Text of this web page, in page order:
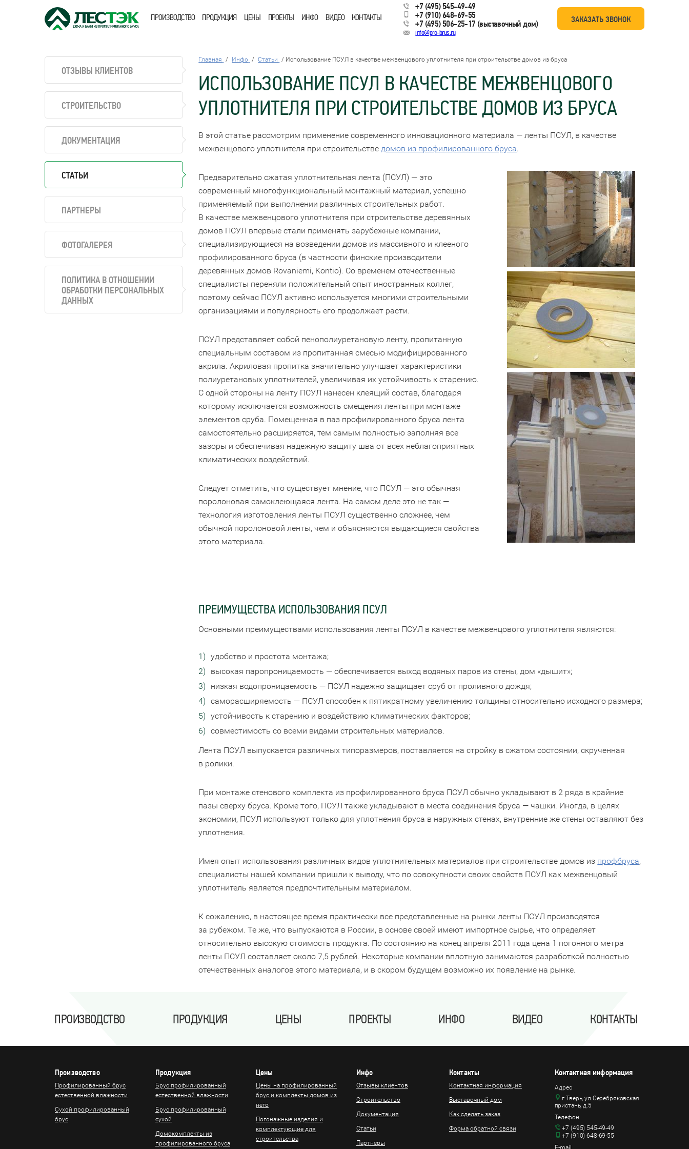
ПРОИЗВОДСТВО ПРОДУКЦИЯ ЦЕНЫ ПРОЕКТЫ ИНФО ВИДЕО КОНТАКТЫ
+7 (495) 545-49-49
+7 (910) 648-69-55
+7 (495) 506-25-17 (выставочный дом)
info@pro-brus.ru
ЗАКАЗАТЬ ЗВОНОК
ОТЗЫВЫ КЛИЕНТОВ
СТРОИТЕЛЬСТВО
ДОКУМЕНТАЦИЯ
СТАТЬИ
ПАРТНЕРЫ
ФОТОГАЛЕРЕЯ
ПОЛИТИКА В ОТНОШЕНИИ
ОБРАБОТКИ ПЕРСОНАЛЬНЫХ
ДАННЫХ
Главная Инфо Статьи Использование ПСУЛ в качестве межвенцового уплотнителя при строительстве домов из бруса
ИСПОЛЬЗОВАНИЕ ПСУЛ В КАЧЕСТВЕ МЕЖВЕНЦОВОГО
УПЛОТНИТЕЛЯ ПРИ СТРОИТЕЛЬСТВЕ ДОМОВ ИЗ БРУСА
В этой статье рассмотрим применение современного инновационного материала — ленты ПСУЛ, в качестве
межвенцового уплотнителя при строительстведомов из профилированного бруса.
Предварительно сжатая уплотнительная лента (ПСУЛ) — это
современный многофункциональный монтажный материал, успешно
применяемый при выполнении различных строительных работ.
В качестве межвенцового уплотнителя при строительстве деревянных
домов ПСУЛ впервые стали применять зарубежные компании,
специализирующиеся на возведении домов из массивного и клееного
профилированного бруса (в частности финские производители
деревянных домов Rovaniemi, Kontio). Со временем отечественные
специалисты переняли положительный опыт иностранных коллег,
поэтому сейчас ПСУЛ активно используется многими строительными
организациями и популярность его продолжает расти.
ПСУЛ представляет собой пенополиуретановую ленту, пропитанную
специальным составом из пропитанная смесью модифицированного
акрила. Акриловая пропитка значительно улучшает характеристики
полиуретановых уплотнителей, увеличивая их устойчивость к старению.
С одной стороны на ленту ПСУЛ нанесен клеящий состав, благодаря
которому исключается возможность смещения ленты при монтаже
элементов сруба. Помещенная в паз профилированного бруса лента
самостоятельно расширяется, тем самым полностью заполняя все
зазоры и обеспечивая надежную защиту шва от всех неблагоприятных
климатических воздействий.
Следует отметить, что существует мнение, что ПСУЛ — это обычная
поролоновая самоклеющаяся лента. На самом деле это не так —
технология изготовления ленты ПСУЛ существенно сложнее, чем
обычной поролоновой ленты, чем и объясняются выдающиеся свойства
этого материала.
ПРЕИМУЩЕСТВА ИСПОЛЬЗОВАНИЯ ПСУЛ
Основными преимуществами использования ленты ПСУЛ в качестве межвенцового уплотнителя являются:
удобство и простота монтажа;
высокая паропроницаемость — обеспечивается выход водяных паров из стены, дом «дышит»;
низкая водопроницаемость — ПСУЛ надежно защищает сруб от проливного дождя;
саморасширяемость — ПСУЛ способен к пятикратному увеличению толщины относительно исходного размера;
устойчивость к старению и воздействию климатических факторов;
совместимость со всеми видами строительных материалов.
Лента ПСУЛ выпускается различных типоразмеров, поставляется на стройку в сжатом состоянии, скрученная
в ролики.
При монтаже стенового комплекта из профилированного бруса ПСУЛ обычно укладывают в 2 ряда в крайние
пазы сверху бруса. Кроме того, ПСУЛ также укладывают в места соединения бруса — чашки. Иногда, в целях
экономии, ПСУЛ используют только для уплотнения бруса в наружных стенах, внутренние же стены оставляют без
уплотнения.
Имея опыт использования различных видов уплотнительных материалов при строительстве домов из профбруса,
специалисты нашей компании пришли к выводу, что по совокупности своих свойств ПСУЛ как межвенцовый
уплотнитель является предпочтительным материалом.
К сожалению, в настоящее время практически все представленные на рынки ленты ПСУЛ производятся
за рубежом. Те же, что выпускаются в России, в основе своей имеют импортное сырье, что определяет
относительно высокую стоимость продукта. По состоянию на конец апреля 2011 года цена 1 погонного метра
ленты ПСУЛ составляет около 7,5 рублей. Некоторые компании вплотную занимаются разработкой полностью
отечественных аналогов этого материала, и в скором будущем возможно их появление на рынке.
ПРОИЗВОДСТВО ПРОДУКЦИЯ ЦЕНЫ ПРОЕКТЫ ИНФО ВИДЕО КОНТАКТЫ
Производство
Профилированный брус
естественной влажности
Сухой профилированный
брус
Продукция
Брус профилированный
естественной влажности
Брус профилированный
сухой
Домокомплекты из
профилированного бруса
Цены
Цены на профилированный
брус и комплекты домов из
него
Погонажные изделия и
комплектующие для
строительства
Инфо
Отзывы клиентов
Строительство
Документация
Статьи
Партнеры
Контакты
Контактная информация
Выставочный дом
Как сделать заказ
Форма обратной связи
Контактная информация
Адрес
г.Тверь, ул.Серебряковская
пристань, д.5
Телефон
+7 (495) 545-49-49
+7 (910) 648-69-55
E-mail